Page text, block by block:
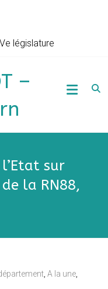
législature
–
sur
la RN88,
,A la une